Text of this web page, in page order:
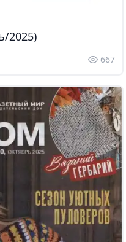
2025)
667